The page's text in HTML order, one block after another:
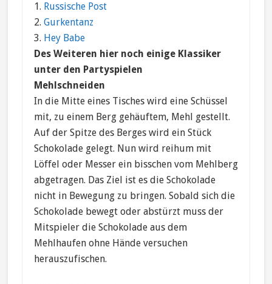
1. Russische Post
2. Gurkentanz
3. Hey Babe
Des Weiteren hier noch einige Klassiker
unter den Partyspielen
Mehlschneiden
In die Mitte eines Tisches wird eine Schüssel
mit, zu einem Berg gehäuftem, Mehl gestellt.
Auf der Spitze des Berges wird ein Stück
Schokolade gelegt. Nun wird reihum mit
Löffel oder Messer ein bisschen vom Mehlberg
abgetragen. Das Ziel ist es die Schokolade
nicht in Bewegung zu bringen. Sobald sich die
Schokolade bewegt oder abstürzt muss der
Mitspieler die Schokolade aus dem
Mehlhaufen ohne Hände versuchen
herauszufischen.